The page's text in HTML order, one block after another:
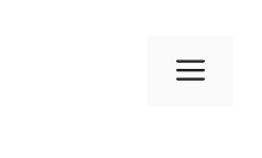
메